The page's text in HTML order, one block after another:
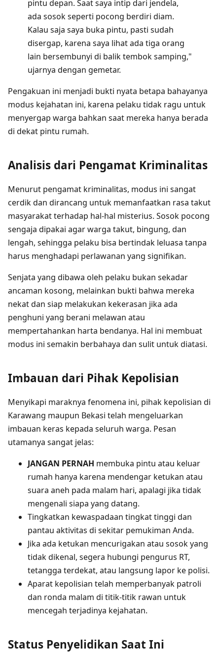
pintu depan. Saat saya intip dari jendela,
ada sosok seperti pocong berdiri diam.
Kalau saja saya buka pintu, pasti sudah
disergap, karena saya lihat ada tiga orang
lain bersembunyi di balik tembok samping,"
ujarnya dengan gemetar.
Pengakuan ini menjadi bukti nyata betapa bahayanya
modus kejahatan ini, karena pelaku tidak ragu untuk
menyergap warga bahkan saat mereka hanya berada
di dekat pintu rumah.
Analisis dari Pengamat Kriminalitas
Menurut pengamat kriminalitas, modus ini sangat
cerdik dan dirancang untuk memanfaatkan rasa takut
masyarakat terhadap hal-hal misterius. Sosok pocong
sengaja dipakai agar warga takut, bingung, dan
lengah, sehingga pelaku bisa bertindak leluasa tanpa
harus menghadapi perlawanan yang signifikan.
Senjata yang dibawa oleh pelaku bukan sekadar
ancaman kosong, melainkan bukti bahwa mereka
nekat dan siap melakukan kekerasan jika ada
penghuni yang berani melawan atau
mempertahankan harta bendanya. Hal ini membuat
modus ini semakin berbahaya dan sulit untuk diatasi.
Imbauan dari Pihak Kepolisian
Menyikapi maraknya fenomena ini, pihak kepolisian di
Karawang maupun Bekasi telah mengeluarkan
imbauan keras kepada seluruh warga. Pesan
utamanya sangat jelas:
JANGAN PERNAH membuka pintu atau keluar
rumah hanya karena mendengar ketukan atau
suara aneh pada malam hari, apalagi jika tidak
mengenali siapa yang datang.
Tingkatkan kewaspadaan tingkat tinggi dan
pantau aktivitas di sekitar pemukiman Anda.
Jika ada ketukan mencurigakan atau sosok yang
tidak dikenal, segera hubungi pengurus RT,
tetangga terdekat, atau langsung lapor ke polisi.
Aparat kepolisian telah memperbanyak patroli
dan ronda malam di titik-titik rawan untuk
mencegah terjadinya kejahatan.
Status Penyelidikan Saat Ini